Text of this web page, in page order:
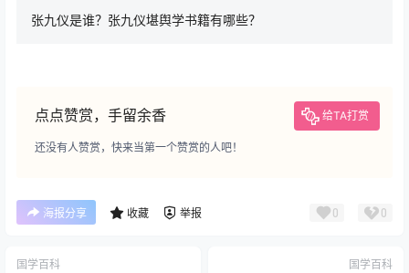
张九仪是谁？张九仪堪舆学书籍有哪些？
点点赞赏，手留余香 给TA打赏
还没有人赞赏，快来当第一个赞赏的人吧！
海报分享 收藏 举报 0 0
国学百科 国学百科